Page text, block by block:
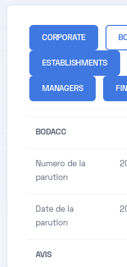
CORPORATE
ESTABLISHMENTS
MANAGERS
BODACC
Numero de la
parution
Date de la
parution
AVIS